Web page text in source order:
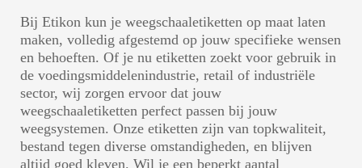
Bij Etikon kun je weegschaaletiketten op maat laten
maken, volledig afgestemd op jouw specifieke wensen
en behoeften. Of je nu etiketten zoekt voor gebruik in
de voedingsmiddelenindustrie, retail of industriële
sector, wij zorgen ervoor dat jouw
weegschaaletiketten perfect passen bij jouw
weegsystemen. Onze etiketten zijn van topkwaliteit,
bestand tegen diverse omstandigheden, en blijven
altijd goed kleven. Wil je een beperkt aantal